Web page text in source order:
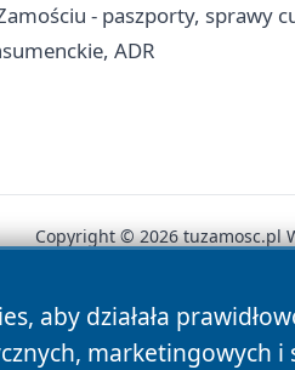
- paszporty, sprawy
ADR
aby działała
marketingowych
Copyright © 2026 tuzamosc.pl
News Autorzy Polityka